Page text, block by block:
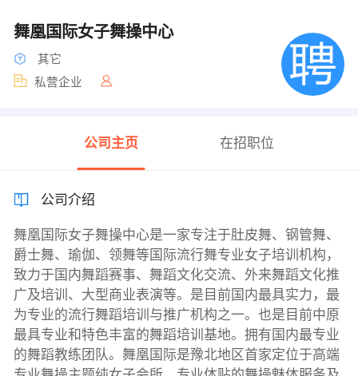
舞凰国际女子舞操中心
其它
私营企业
公司主页 在招职位
公司介绍
舞凰国际女子舞操中心是一家专注于肚皮舞、钢管舞、
爵士舞、瑜伽、领舞等国际流行舞专业女子培训机构，
致力于国内舞蹈赛事、舞蹈文化交流、外来舞蹈文化推
广及培训、大型商业表演等。是目前国内最具实力，最
为专业的流行舞蹈培训与推广机构之一。也是目前中原
最具专业和特色丰富的舞蹈培训基地。拥有国内最专业
的舞蹈教练团队。舞凰国际是豫北地区首家定位于高端